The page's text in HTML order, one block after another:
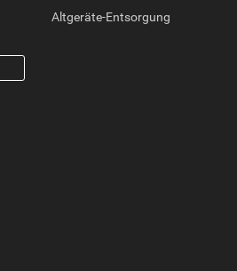
Altgeräte-Entsorgung